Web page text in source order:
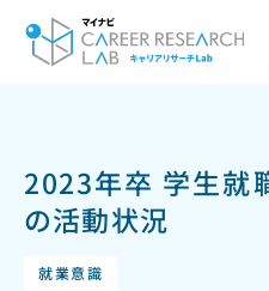
2023年卒 学生就
の活動状況
就業意識